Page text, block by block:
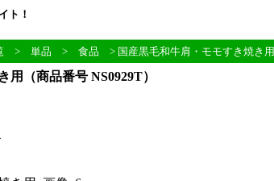
ト！
> 単品 > 食品 > 国産黒毛和牛肩・モモすき焼き用
用（商品番号 NS0929T）